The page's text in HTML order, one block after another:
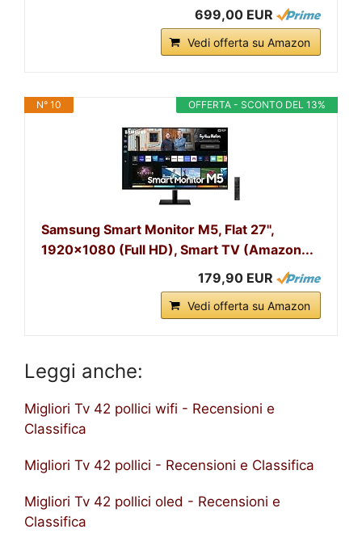
699,00 EUR
Vedi offerta su Amazon
OFFERTA - SCONTO DEL 13%
N° 10
Samsung Smart Monitor M5, Flat 27'',
1920x1080 (Full HD), Smart TV (Amazon...
179,90 EUR
Vedi offerta su Amazon
Leggi anche:
Migliori Tv 42 pollici wifi - Recensioni e
Classifica
Migliori Tv 42 pollici - Recensioni e Classifica
Migliori Tv 42 pollici oled - Recensioni e
Classifica